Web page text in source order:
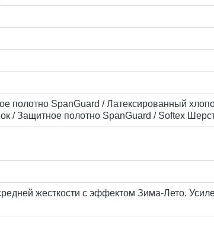
полотно SpanGuard / Латексированный
/ Защитное полотно SpanGuard / Softex
жесткости с эффектом Зима-Лето.